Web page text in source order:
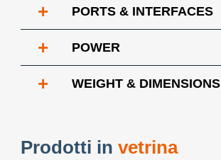
+ PORTS & INTERFACES
+ POWER
+ WEIGHT & DIMENSIONS
Prodotti in vetrina